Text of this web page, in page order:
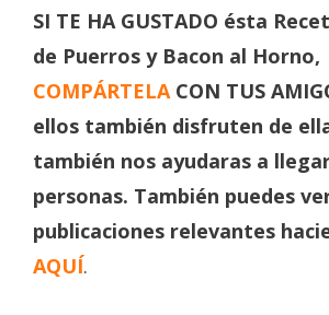
SI TE HA GUSTADO ésta
de Puerros y Bacon al Horno,
COMPÁRTELA CON TUS
ellos también disfruten de
también nos ayudaras a
personas. También puedes
publicaciones relevantes
AQUÍ.